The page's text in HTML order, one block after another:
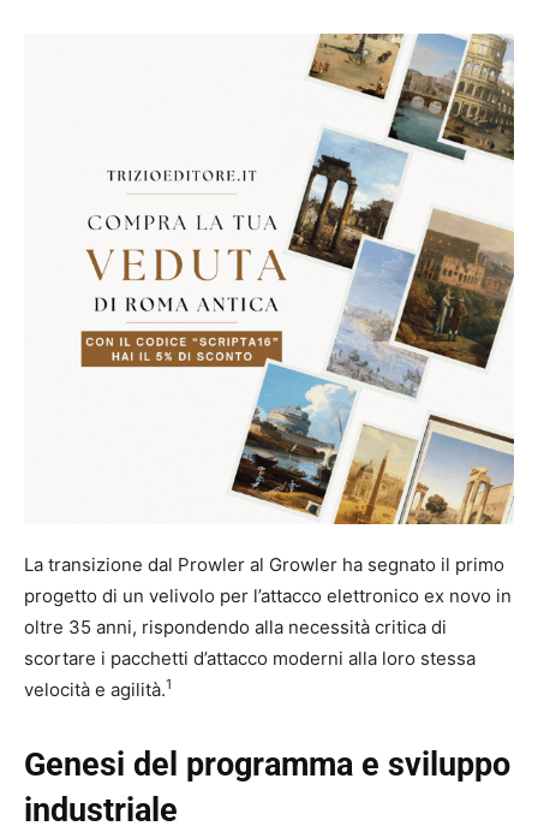
La transizione dal Prowler al Growler ha segnato il primo
progetto di un velivolo per l’attacco elettronico ex novo in
oltre 35 anni, rispondendo alla necessità critica di
scortare i pacchetti d’attacco moderni alla loro stessa
velocità e agilità.1
Genesi del programma e sviluppo
industriale